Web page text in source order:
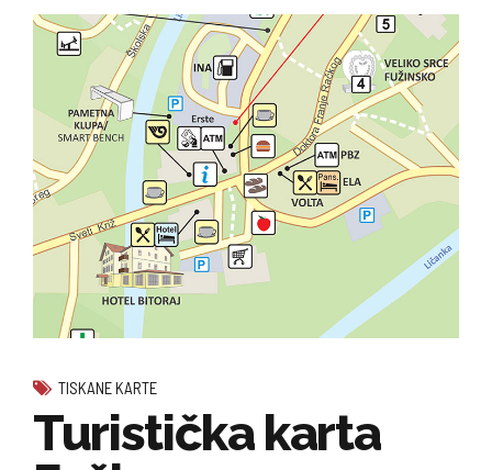
TISKANE KARTE
Turistička karta